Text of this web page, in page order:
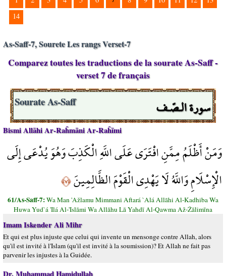
14
As-Saff-7, Sourete Les rangs Verset-7
Comparez toutes les traductions de la sourate As-Saff -
verset 7 de français
سورة الـصّـف Sourate As-Saff
Bismi Allāhi Ar-Raĥmāni Ar-Raĥīmi
وَمَنْ أَظْلَمُ مِمَّنِ افْتَرَى عَلَى اللَّهِ الْكَذِبَ وَهُوَ يُدْعَى إِلَى
الْإِسْلَامِ وَاللَّهُ لَا يَهْدِي الْقَوْمَ الظَّالِمِينَ﴿٧﴾
61/As-Saff-7:Wa Man 'Ažlamu Mimmani Aftará `Alá Allāhi Al-Kadhiba Wa
Huwa Yud`á 'Ilá Al-'Islāmi Wa Allāhu Lā Yahdī Al-Qawma Až-Žālimīna
Imam Iskender Ali Mihr
Et qui est plus injuste que celui qui invente un mensonge contre Allah, alors
qu'il est invité à l'Islam (qu'il est invité à la soumission)? Et Allah ne fait pas
parvenir les injustes à la Guidée.
Dr. Muhammad Hamidullah